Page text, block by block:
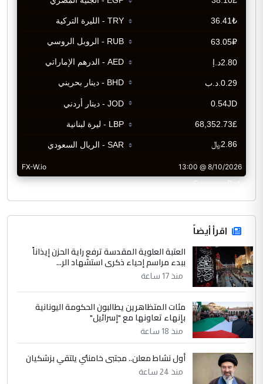
CurrencyRate
اقرأ أيضاً
العتبة العلوية المقدسة ترفع راية الحزن إيذاناً
ببدء مراسم إحياء ذكرى استشهاد الر...
منذ 17 ساعة
مئات المتظاهرين يطالبون الحكومة اليونانية
بإنهاء تعاونها مع "إسرائيل"
منذ 18 ساعة
أول نشاط معلن.. مجتبى خامنئي يلتقي بزشكيان
منذ 24 ساعة